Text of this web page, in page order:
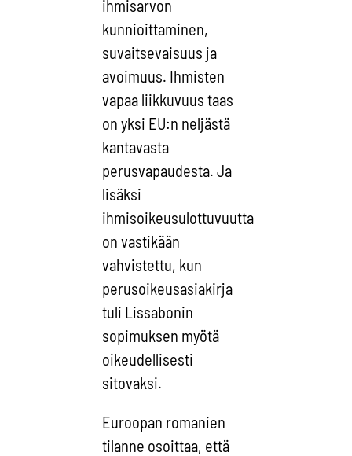
ihmisarvon
kunnioittaminen,
suvaitsevaisuus ja
avoimuus. Ihmisten
vapaa liikkuvuus taas
on yksi EU:n neljästä
kantavasta
perusvapaudesta. Ja
lisäksi
ihmisoikeusulottuvuutta
on vastikään
vahvistettu, kun
perusoikeusasiakirja
tuli Lissabonin
sopimuksen myötä
oikeudellisesti
sitovaksi.
Euroopan romanien
tilanne osoittaa, että